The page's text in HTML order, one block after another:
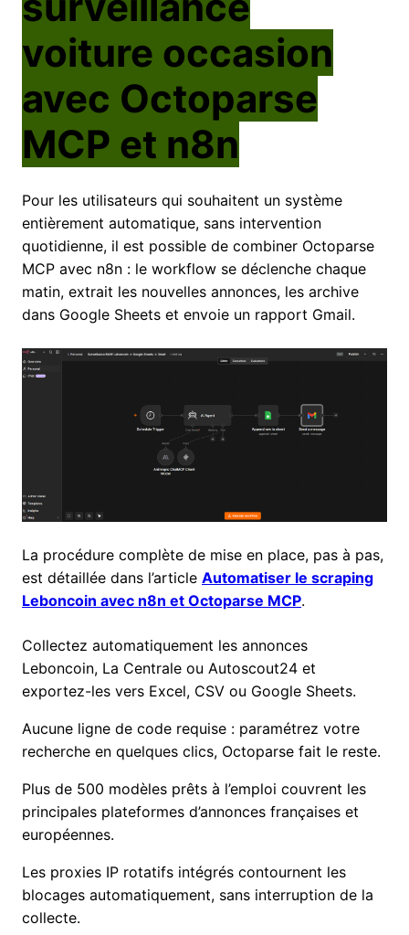
voiture occasion
avec Octoparse
MCP et n8n
Pour les utilisateurs qui souhaitent un système
entièrement automatique, sans intervention
quotidienne, il est possible de combiner Octoparse
MCP avec n8n : le workflow se déclenche chaque
matin, extrait les nouvelles annonces, les archive
dans Google Sheets et envoie un rapport Gmail.
La procédure complète de mise en place, pas à pas,
est détaillée dans l’article Automatiser le scraping
Leboncoin avec n8n et Octoparse MCP.
Collectez automatiquement les annonces
Leboncoin, La Centrale ou Autoscout24 et
exportez-les vers Excel, CSV ou Google Sheets.
Aucune ligne de code requise : paramétrez votre
recherche en quelques clics, Octoparse fait le reste.
Plus de 500 modèles prêts à l’emploi couvrent les
principales plateformes d’annonces françaises et
européennes.
Les proxies IP rotatifs intégrés contournent les
blocages automatiquement, sans interruption de la
collecte.